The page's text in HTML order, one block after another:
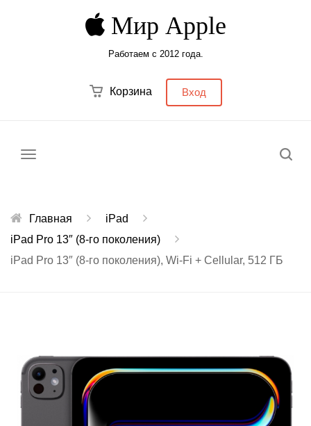
Мир Apple
Работаем с 2012 года.
Корзина Вход
Главная
iPad
iPad Pro 13″ (8‑го поколения)
iPad Pro 13″ (8-го поколения), Wi-Fi + Cellular, 512 ГБ